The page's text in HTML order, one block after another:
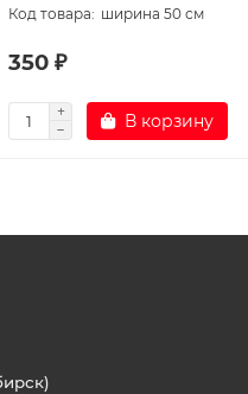
ширина 50 см
350 ₽
В корзину